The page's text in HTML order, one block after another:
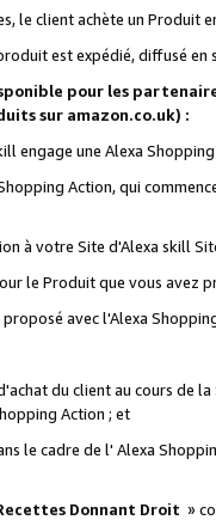
le client achète un Produit
est expédié, diffusé
pour les
sur amazon.co.uk) :
une Alexa
Action, qui
à votre Site d'Alexa skill
le Produit que vous avez
avec l'Alexa
du client au cours de
Action ; et
le cadre de l' Alexa
Donnant Droit »